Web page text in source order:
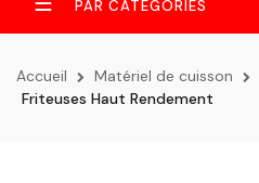
la
navigation
Accueil Matériel de cuisson
Friteuses Haut Rendement